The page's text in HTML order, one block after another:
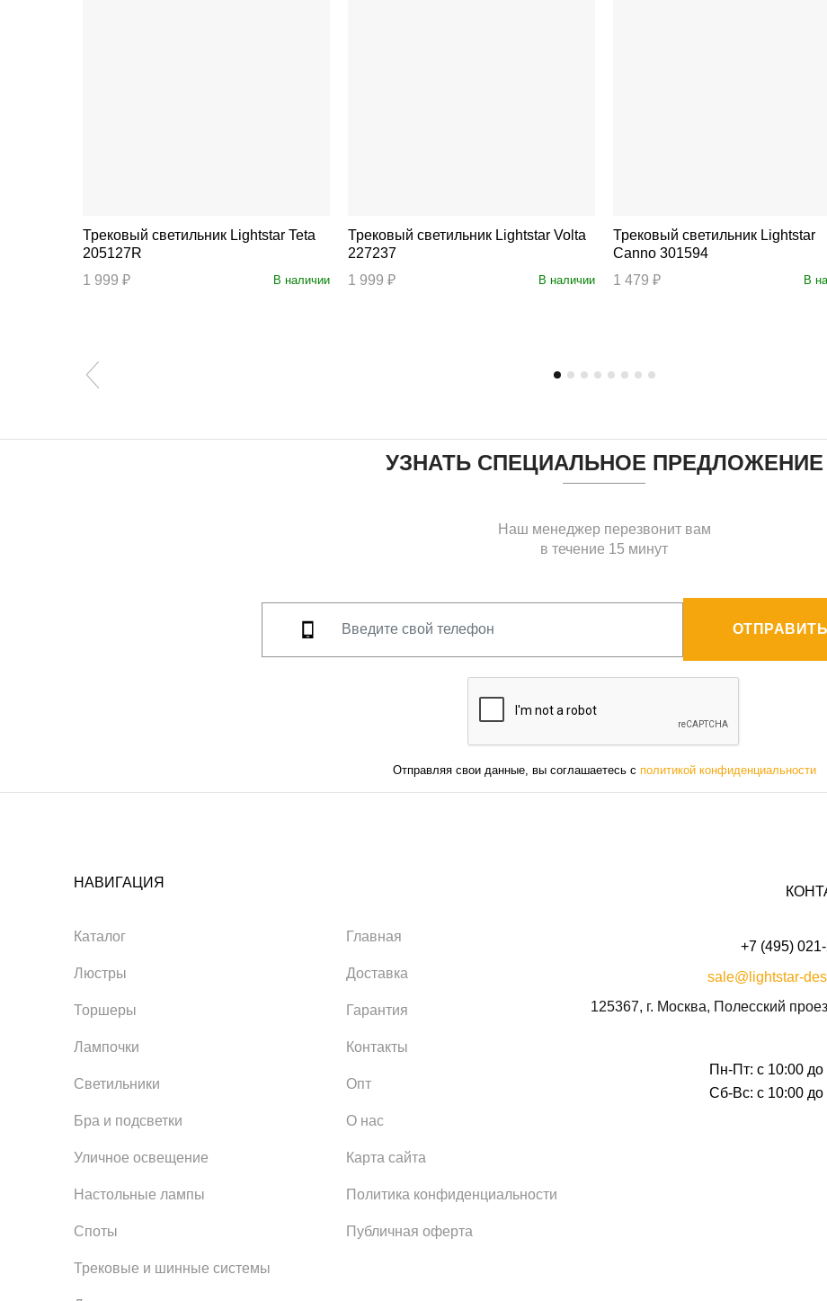
Трековый светильник Lightstar Teta
205127R
1 999 ₽
В наличии
Трековый светильник Lightstar Volta
227237
1 999 ₽
В наличии
Трековый светильник Lightstar
Canno 301594
1 479 ₽
В
УЗНАТЬ СПЕЦИАЛЬНОЕ ПРЕДЛОЖЕНИЕ
Наш менеджер перезвонит вам
в течение 15 минут
Отправляя свои данные, вы соглашаетесь с политикой конфиденциальности
НАВИГАЦИЯ
Каталог
Люстры
Торшеры
Лампочки
Светильники
Бра и подсветки
Уличное освещение
Настольные лампы
Споты
Трековые и шинные системы
Главная
Доставка
Гарантия
Контакты
Опт
О нас
Карта сайта
Политика конфиденциальности
Публичная оферта
+7 (495)
sale@lightstar-
125367, г. Москва, Полесский
Пн-Пт: с 10:00 до
Сб-Вс: с 10:00 до